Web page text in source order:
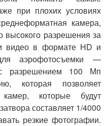
при плохих условиях
камера,
высокого разрешения за
видео в формате HD и
аэрофотосъемки —
с разрешением 100 Мп
которая позволяет
которые будут
составляет 1/4000
резкие фотографии.